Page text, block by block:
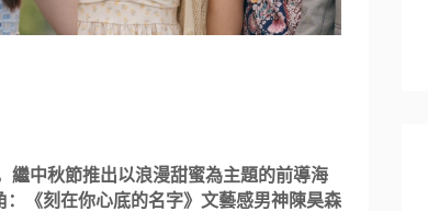
繼中秋節推出以浪漫甜蜜為主題的前導海
《刻在你心底的名字》 文藝感男神陳昊森